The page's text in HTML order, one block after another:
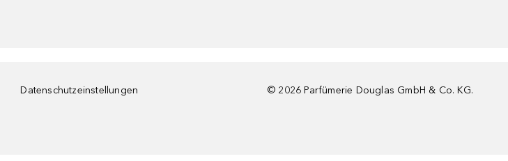
Datenschutzeinstellungen © 2026 Parfümerie Douglas GmbH & Co. KG.